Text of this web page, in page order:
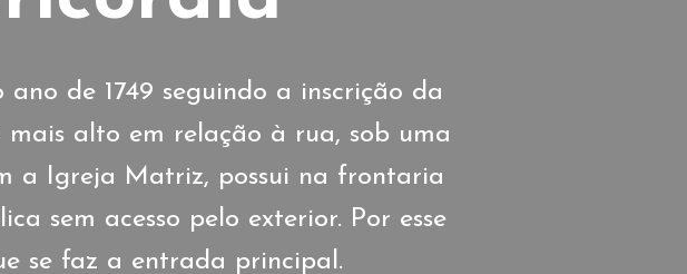
de 1749 seguindo a inscrição da
alto em relação à rua, sob uma
a Igreja Matriz, possui na frontaria
sem acesso pelo exterior. Por esse
se faz a entrada principal.